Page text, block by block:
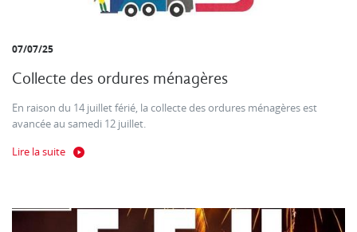
07/07/25
Collecte des ordures ménagères
En raison du 14 juillet férié, la collecte des ordures ménagères est
avancée au samedi 12 juillet.
Lire la suite